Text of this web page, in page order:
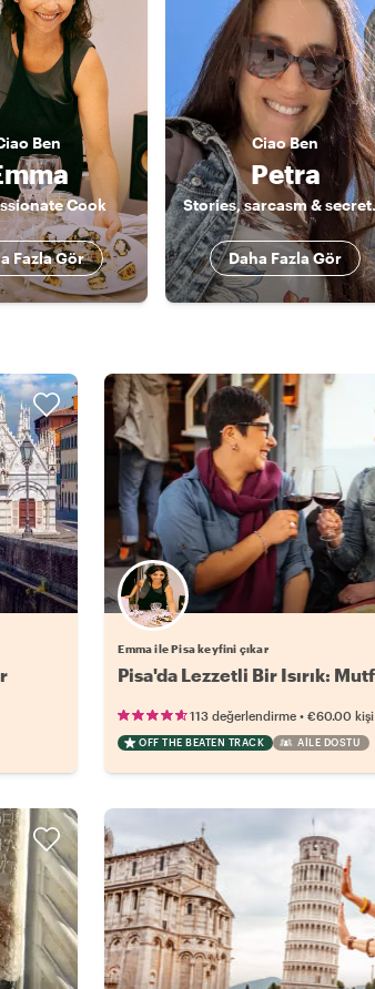
Ben
Cook
Fazla Gör
CiaoBen
Petra
Daha Fazla Gör
Emma ile Pisa keyfini çıkar
Pisa'da Lezzetli Bir Isırık:
113 değerlendirme •€60.00 kişi
OFF THE BEATEN TRACK AILE DOSTU